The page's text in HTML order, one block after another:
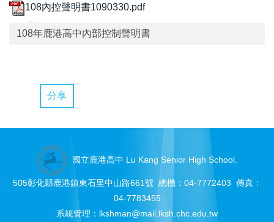
108內控聲明書1090330.pdf
108年鹿港高中內部控制聲明書
分享
國立鹿港高中 Lu Kang Senior High School.
505彰化縣鹿港鎮東石里中山路661號 總機：04-7772403 傳真：
04-7783455
系統管理： lkshman@mail.lksh.chc.edu.tw